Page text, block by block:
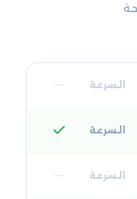
السرعة
السرعة
السرعة